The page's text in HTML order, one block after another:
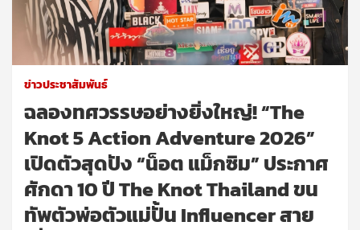
ข่าวประชาสัมพันธ์
ฉลองทศวรรษอย่างยิ่งใหญ่! “The
Knot 5 Action Adventure 2026”
เปิดตัวสุดปัง “น็อต แม็กซิม” ประกาศ
ศักดา 10 ปี The Knot Thailand ขน
ทัพตัวพ่อตัวแม่ปั้น Influencer สาย